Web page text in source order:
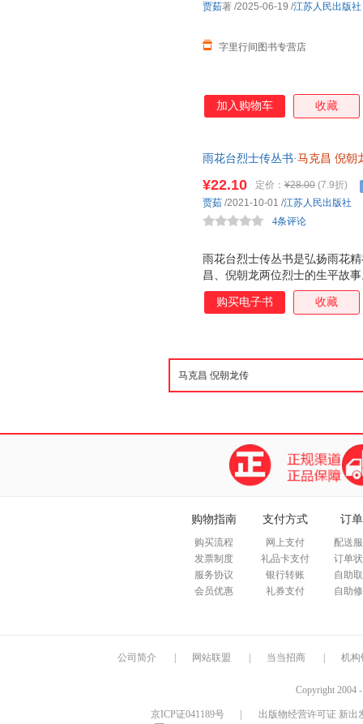
字里行间图书专营店
贾茹著 /2025-06-19 /江苏人民出版社
加入购物车 收藏
雨花台烈士传丛书·马克昌 倪朝
雨花台烈士传丛书是弘扬雨花
昌、倪朝龙两位烈士的生平故
¥22.10 定价： ¥28.00 (7.9折)
4条评论
贾茹 /2021-10-01 /江苏人民出版社
购买电子书 收藏
购物指南
购买流程
发票制度
服务协议
会员优惠
支付方式
网上支付
礼品卡支付
银行转账
礼券支付
订
配送
订单
自助
自助
公司简介 网站联盟 当当招商 机构
Copyright 2004
京ICP证041189号
出版物经营许可证 新出